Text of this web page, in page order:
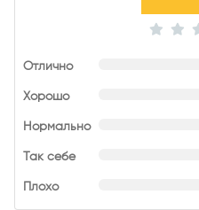
Отлично
Хорошо
Нормально
Так себе
Плохо